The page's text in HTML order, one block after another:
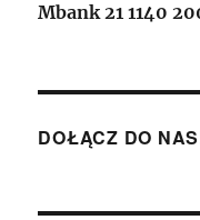
Mbank 21 1140
DOŁĄCZ DO